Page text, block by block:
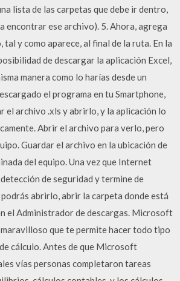
lista de las carpetas que debe ir dentro,
encontrar ese archivo). 5. Ahora, agrega
tal y como aparece, al final de la ruta. En la
de descargar la aplicación Excel,
manera como lo harías desde un
el programa en tu Smartphone,
el archivo .xls y abrirlo, y la aplicación lo
Abrir el archivo para verlo, pero
Guardar el archivo en la ubicación de
del equipo. Una vez que Internet
de seguridad y termine de
abrirlo, abrir la carpeta donde está
el Administrador de descargas. Microsoft
que te permite hacer todo tipo
cálculo. Antes de que Microsoft
vías personas completaron tareas